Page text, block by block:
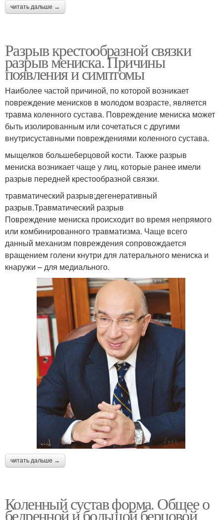
читать дальше →
Разрыв крестообразной связки
разрыв мениска. Причины
появления и симптомы
Наиболее частой причиной, по которой возникает
повреждение менисков в молодом возрасте, является
травма коленного сустава. Повреждение мениска может
быть изолированным или сочетаться с другими
внутрисуставными повреждениями коленного сустава.
мыщелков большеберцовой кости. Также разрыв
мениска возникает чаще у лиц, которые ранее имели
разрыв передней крестообразной связки.
травматический разрыв;дегенеративный
разрыв.Травматический разрыв
Повреждение мениска происходит во время непрямого
или комбинированного травматизма. Чаще всего
данный механизм повреждения сопровождается
вращением голени кнутри для латерального мениска и
кнаружи – для медиального.
читать дальше →
Коленный сустав форма. Общее о
бедренной и большой берцовой